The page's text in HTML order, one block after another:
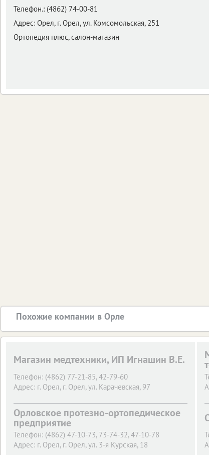
Телефон.: (4862) 74-00-81
Адрес: Орел, г. Орел, ул. Комсомольская, 251
Ортопедия плюс, салон-магазин
Похожие компании в Орле
Магазин медтехники, ИП Игнашин В.Е.
Телефон: (4862) 77-21-85, 42-79-60
Адрес: г. Орел, г. Орел, ул. Карачевская, 97
Орловское протезно-ортопедическое
предприятие
Телефон: (4862) 47-10-73, 73-74-32, 47-10-78
Адрес: г. Орел, г. Орел, ул. 3-я Курская, 18